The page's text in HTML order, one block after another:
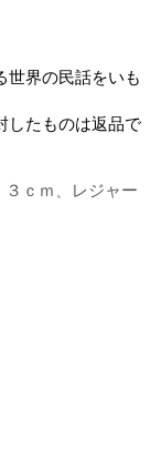
世界の民話をいも
したものは返品で
ｃｍ、レジャー